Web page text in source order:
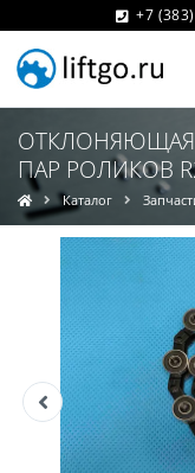
+7
ОТКЛОНЯЮЩАЯ
ПАР РОЛИКОВ
Каталог